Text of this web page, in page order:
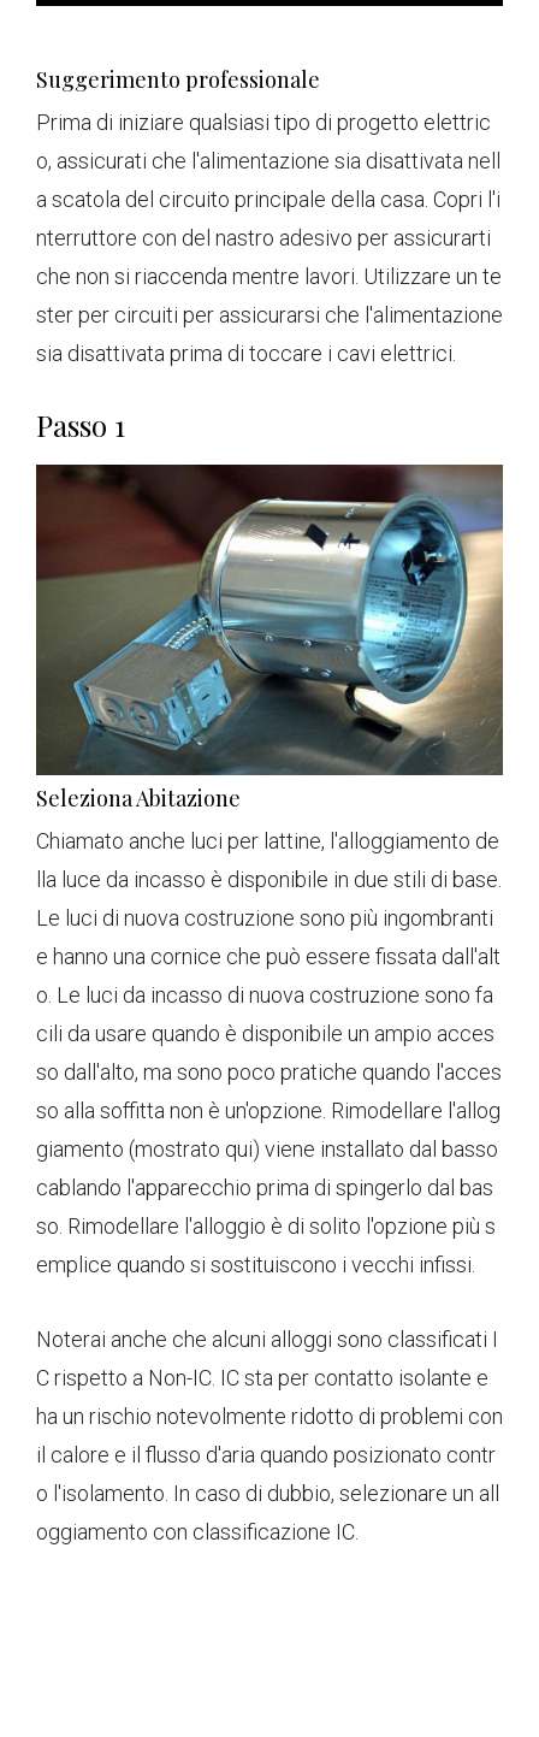
Suggerimento professionale
Prima di iniziare qualsiasi tipo di progetto elettric
o, assicurati che l'alimentazione sia disattivata nell
a scatola del circuito principale della casa. Copri l'i
nterruttore con del nastro adesivo per assicurarti
che non si riaccenda mentre lavori. Utilizzare un te
ster per circuiti per assicurarsi che l'alimentazione
sia disattivata prima di toccare i cavi elettrici.
Passo 1
Seleziona Abitazione
Chiamato anche luci per lattine, l'alloggiamento de
lla luce da incasso è disponibile in due stili di base.
Le luci di nuova costruzione sono più ingombranti
e hanno una cornice che può essere fissata dall'alt
o. Le luci da incasso di nuova costruzione sono fa
cili da usare quando è disponibile un ampio acces
so dall'alto, ma sono poco pratiche quando l'acces
so alla soffitta non è un'opzione. Rimodellare l'allog
giamento (mostrato qui) viene installato dal basso
cablando l'apparecchio prima di spingerlo dal bas
so. Rimodellare l'alloggio è di solito l'opzione più s
emplice quando si sostituiscono i vecchi infissi.
Noterai anche che alcuni alloggi sono classificati I
C rispetto a Non-IC. IC sta per contatto isolante e
ha un rischio notevolmente ridotto di problemi con
il calore e il flusso d'aria quando posizionato contr
o l'isolamento. In caso di dubbio, selezionare un all
oggiamento con classificazione IC.